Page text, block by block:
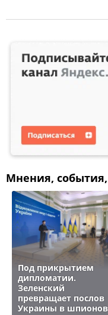
Мнения,
Под прикрытием
дипломатии.
Зеленский
превращает послов
Украины в шпионов